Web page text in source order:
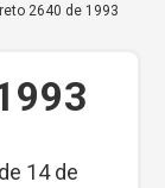
2640 de 1993
14 de